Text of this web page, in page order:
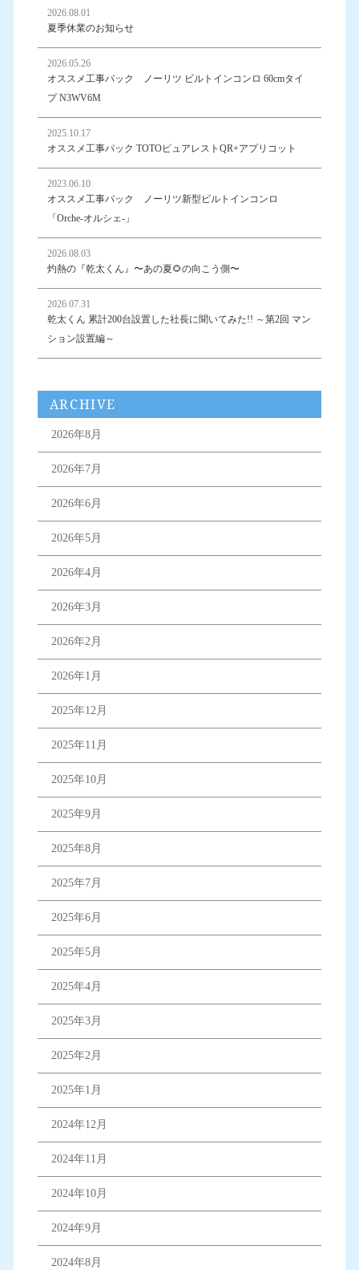
2026.08.01
夏季休業のお知らせ
2026.05.26
オススメ工事パック ノーリツ ビルトインコンロ 60cmタイ
プ N3WV6M
2025.10.17
オススメ工事パック TOTOピュアレストQR+アプリコット
2023.06.10
オススメ工事パック ノーリツ新型ビルトインコンロ
「Orche-オルシェ-」
2026.08.03
灼熱の『乾太くん』〜あの夏🌻の向こう側〜
2026.07.31
乾太くん 累計200台設置した社長に聞いてみた!! ～第2回 マン
ション設置編～
ARCHIVE
2026年8月
2026年7月
2026年6月
2026年5月
2026年4月
2026年3月
2026年2月
2026年1月
2025年12月
2025年11月
2025年10月
2025年9月
2025年8月
2025年7月
2025年6月
2025年5月
2025年4月
2025年3月
2025年2月
2025年1月
2024年12月
2024年11月
2024年10月
2024年9月
2024年8月